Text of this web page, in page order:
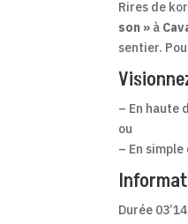
Rires de
son » à
sentier.
– En haute
ou
– En
Durée